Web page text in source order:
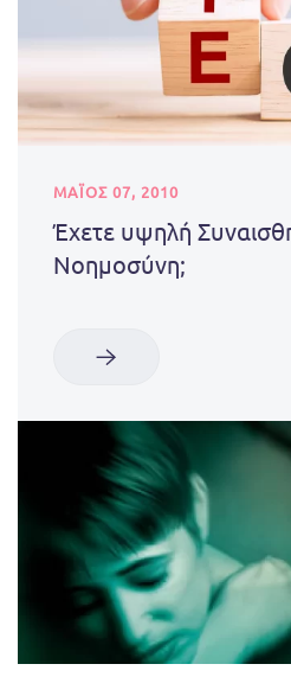
ΜΑΪΟΣ 07, 2010
Έχετε υψηλή
Νοημοσύνη;